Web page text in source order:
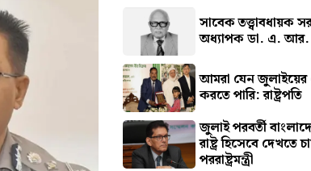
সাবেক তত্ত্বাবধায়ক
অধ্যাপক ডা. এ.
আমরা যেন জুলাইয়ের
করতে পারি: রাষ্ট্রপতি
জুলাই পরবর্তী
রাষ্ট্র হিসেবে দেখতে
পররাষ্ট্রমন্ত্রী